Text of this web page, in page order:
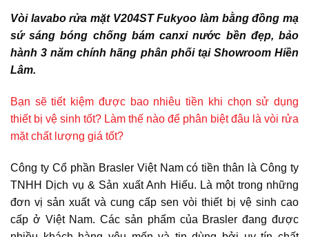
Vòi lavabo rửa mặt V204ST Fukyoo làm bằng đồng mạ
sứ sáng bóng chống bám canxi nước bền đẹp, bảo
hành 3 năm chính hãng phân phối tại Showroom Hiền
Lâm.
Bạn sẽ tiết kiệm được bao nhiêu tiền khi chọn sử dụng
thiết bị vệ sinh tốt? Làm thế nào để phân biệt đâu là vòi rửa
mặt chất lượng giá tốt?
Công ty Cổ phần Brasler Việt Nam có tiền thân là Công ty
TNHH Dịch vụ & Sản xuất Anh Hiếu. Là một trong những
đơn vị sản xuất và cung cấp sen vòi thiết bị vệ sinh cao
cấp ở Việt Nam. Các sản phẩm của Brasler đang được